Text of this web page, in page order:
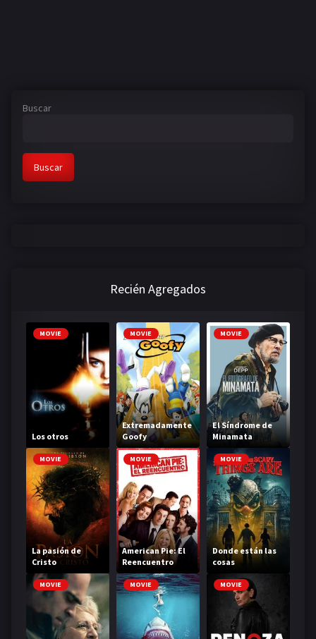
Buscar
Buscar
Recién Agregados
MOVIE
Los otros
MOVIE
Extremadamente
Goofy
MOVIE
El Síndrome de
Minamata
MOVIE
La pasión de
Cristo
MOVIE
American Pie: El
Reencuentro
MOVIE
Donde están las
cosas
Aterradoras
MOVIE MOVIE MOVIE